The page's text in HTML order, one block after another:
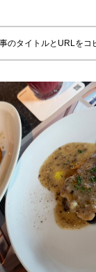
のタイトルとURLをコ